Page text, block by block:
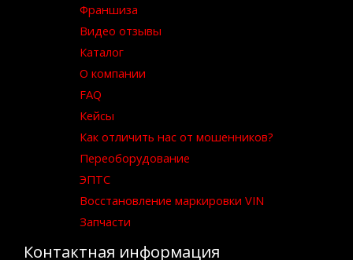
Франшиза
Видео отзывы
Каталог
О компании
FAQ
Кейсы
Как отличить нас от мошенников?
Переоборудование
ЭПТС
Восстановление маркировки VIN
Запчасти
Контактная информация